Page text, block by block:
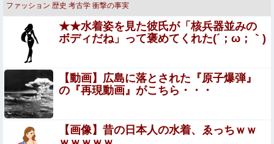
【ネット史】 「鏡の中のアクトレス事件」夫は正しかった
のに、なぜ喧嘩は終わらなかったのか
仕事中の美女ホテル清掃員にチ●ポしごかれて射精させて
もらった男の動画、羨ましすぎるｗｗｗ
【画像あり】このセクシー女優の集合写真で４人以上わか
る奴ｗｗｗｗｗｗｗｗ
【悲報】ワイ33歳、20歳の女子に失恋した結
果・・・・・・
ファッション 歴史 考古学 衝撃の事実
★★水着姿を見た彼氏が「核兵器並みの
ボディだね」って褒めてくれた(´；ω；｀)
【動画】広島に落とされた『原子爆弾』
の『再現動画』がこちら・・・
【画像】昔の日本人の水着、ゑっちｗｗ